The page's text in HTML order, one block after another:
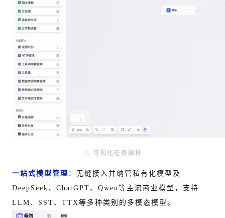
△ 可视化任务编排
一站式模型管理 ： 无缝接入并纳管私有化模型及
DeepSeek、ChatGPT、Qwen等主流商业模型，支持
LLM、SST、TTX等多种类别的多模态模型。